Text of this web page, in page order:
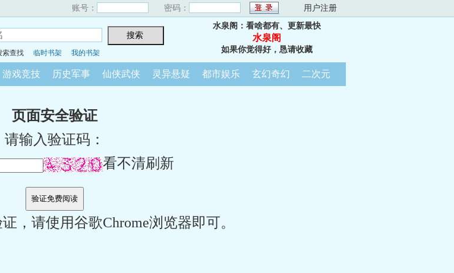
账号： 密码： 用户注册
索查找 临时书架 我的书架
水泉阁：看啥都有、更新最快
水泉阁
如果你觉得好，恳请收藏
游戏竞技 历史军事 仙侠武侠 灵异悬疑 都市娱乐 玄幻奇幻 二次元
页面安全验证
请输入验证码：
看不清刷新
，请使用谷歌Chrome浏览器即可。